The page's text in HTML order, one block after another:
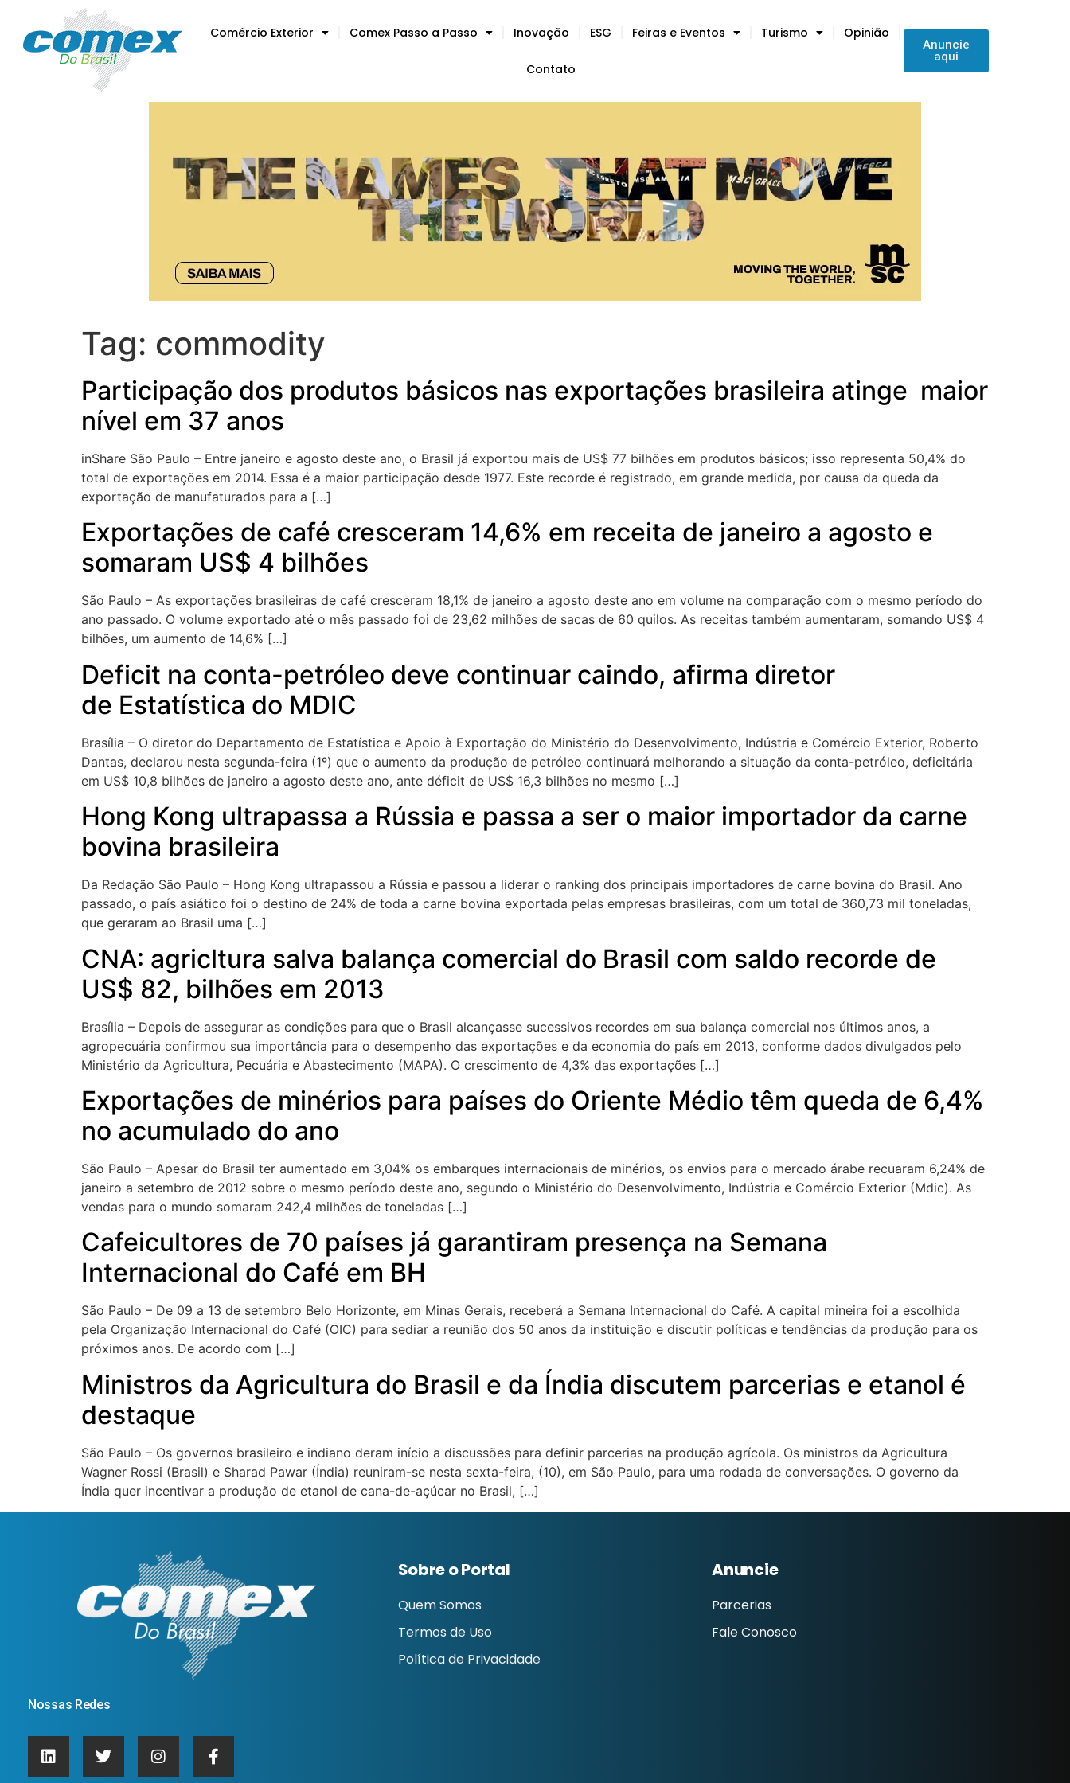
Comércio Exterior Comex Passo a Passo Inovação ESG Feiras e Eventos Turismo Opinião
Contato
Anuncie
aqui
Tag: commodity
Participação dos produtos básicos nas exportações brasileira atinge maior
nível em 37 anos
inShare São Paulo – Entre janeiro e agosto deste ano, o Brasil já exportou mais de US$ 77 bilhões em produtos básicos; isso representa 50,4% do
total de exportações em 2014. Essa é a maior participação desde 1977. Este recorde é registrado, em grande medida, por causa da queda da
exportação de manufaturados para a […]
Exportações de café cresceram 14,6% em receita de janeiro a agosto e
somaram US$ 4 bilhões
São Paulo – As exportações brasileiras de café cresceram 18,1% de janeiro a agosto deste ano em volume na comparação com o mesmo período do
ano passado. O volume exportado até o mês passado foi de 23,62 milhões de sacas de 60 quilos. As receitas também aumentaram, somando US$ 4
bilhões, um aumento de 14,6% […]
Deficit na conta-petróleo deve continuar caindo, afirma diretor
de Estatística do MDIC
Brasília – O diretor do Departamento de Estatística e Apoio à Exportação do Ministério do Desenvolvimento, Indústria e Comércio Exterior, Roberto
Dantas, declarou nesta segunda-feira (1º) que o aumento da produção de petróleo continuará melhorando a situação da conta-petróleo, deficitária
em US$ 10,8 bilhões de janeiro a agosto deste ano, ante déficit de US$ 16,3 bilhões no mesmo […]
Hong Kong ultrapassa a Rússia e passa a ser o maior importador da carne
bovina brasileira
Da Redação São Paulo – Hong Kong ultrapassou a Rússia e passou a liderar o ranking dos principais importadores de carne bovina do Brasil. Ano
passado, o país asiático foi o destino de 24% de toda a carne bovina exportada pelas empresas brasileiras, com um total de 360,73 mil toneladas,
que geraram ao Brasil uma […]
CNA: agricltura salva balança comercial do Brasil com saldo recorde de
US$ 82, bilhões em 2013
Brasília – Depois de assegurar as condições para que o Brasil alcançasse sucessivos recordes em sua balança comercial nos últimos anos, a
agropecuária confirmou sua importância para o desempenho das exportações e da economia do país em 2013, conforme dados divulgados pelo
Ministério da Agricultura, Pecuária e Abastecimento (MAPA). O crescimento de 4,3% das exportações […]
Exportações de minérios para países do Oriente Médio têm queda de 6,4%
no acumulado do ano
São Paulo – Apesar do Brasil ter aumentado em 3,04% os embarques internacionais de minérios, os envios para o mercado árabe recuaram 6,24% de
janeiro a setembro de 2012 sobre o mesmo período deste ano, segundo o Ministério do Desenvolvimento, Indústria e Comércio Exterior (Mdic). As
vendas para o mundo somaram 242,4 milhões de toneladas […]
Cafeicultores de 70 países já garantiram presença na Semana
Internacional do Café em BH
São Paulo – De 09 a 13 de setembro Belo Horizonte, em Minas Gerais, receberá a Semana Internacional do Café. A capital mineira foi a escolhida
pela Organização Internacional do Café (OIC) para sediar a reunião dos 50 anos da instituição e discutir políticas e tendências da produção para os
próximos anos. De acordo com […]
Ministros da Agricultura do Brasil e da Índia discutem parcerias e etanol é
destaque
São Paulo – Os governos brasileiro e indiano deram início a discussões para definir parcerias na produção agrícola. Os ministros da Agricultura
Wagner Rossi (Brasil) e Sharad Pawar (Índia) reuniram-se nesta sexta-feira, (10), em São Paulo, para uma rodada de conversações. O governo da
Índia quer incentivar a produção de etanol de cana-de-açúcar no Brasil, […]
Nossas Redes
Sobre o Portal
Quem Somos
Termos de Uso
Política de Privacidade
Anuncie
Parcerias
Fale Conosco